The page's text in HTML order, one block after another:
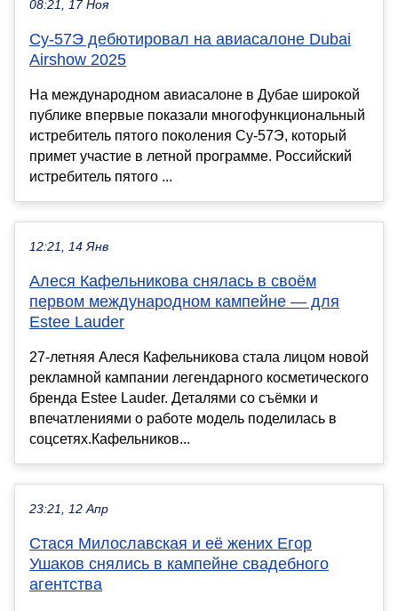
08:21, 17 Ноя
Су-57Э дебютировал на авиасалоне Dubai
Airshow 2025
На международном авиасалоне в Дубае широкой
публике впервые показали многофункциональный
истребитель пятого поколения Су-57Э, который
примет участие в летной программе. Российский
истребитель пятого ...
12:21, 14 Янв
Алеся Кафельникова снялась в своём
первом международном кампейне — для
Estee Lauder
27-летняя Алеся Кафельникова стала лицом новой
рекламной кампании легендарного косметического
бренда Estee Lauder. Деталями со съёмки и
впечатлениями о работе модель поделилась в
соцсетях.Кафельников...
23:21, 12 Апр
Стася Милославская и её жених Егор
Ушаков снялись в кампейне свадебного
агентства